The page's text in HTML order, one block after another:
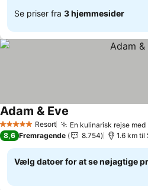
Se priser fra 3 hjemmesider
5 Stjerner Resort En kulinarisk rejse
Adam & Eve
8,6 Fremragende 8.754 1.6 km til
Vælg datoer for at se nøjagtige